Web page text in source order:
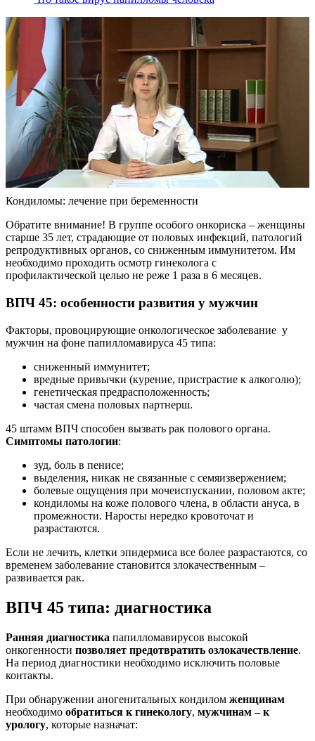
Кондиломы: лечение при беременности
Обратите внимание! В группе особого онкориска – женщины
старше 35 лет, страдающие от половых инфекций, патологий
репродуктивных органов, со сниженным иммунитетом. Им
необходимо проходить осмотр гинеколога с
профилактической целью не реже 1 раза в 6 месяцев.
ВПЧ 45: особенности развития у мужчин
Факторы, провоцирующие онкологическое заболевание у
мужчин на фоне папилломавируса 45 типа:
сниженный иммунитет;
вредные привычки (курение, пристрастие к алкоголю);
генетическая предрасположенность;
частая смена половых партнерш.
45 штамм ВПЧ способен вызвать рак полового органа.
Симптомы патологии:
зуд, боль в пенисе;
выделения, никак не связанные с семяизвержением;
болевые ощущения при мочеиспускании, половом акте;
кондиломы на коже полового члена, в области ануса, в
промежности. Наросты нередко кровоточат и
разрастаются.
Если не лечить, клетки эпидермиса все более разрастаются, со
временем заболевание становится злокачественным –
развивается рак.
ВПЧ 45 типа: диагностика
Ранняя диагностика папилломавирусов высокой
онкогенности позволяет предотвратить озлокачествление.
На период диагностики необходимо исключить половые
контакты.
При обнаружении аногенитальных кондилом женщинам
необходимо обратиться к гинекологу, мужчинам – к
урологу, которые назначат: